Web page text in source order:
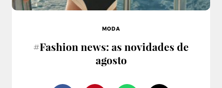
MODA
#Fashion news: as novidades de
agosto